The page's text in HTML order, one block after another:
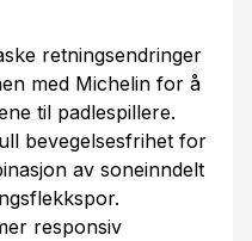
retningsendringer
med Michelin for å
til padlespillere.
bevegelsesfrihet for
av soneinndelt
responsiv